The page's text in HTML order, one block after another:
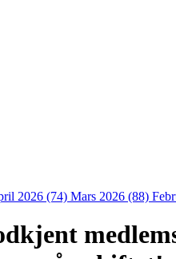
2026 (74) Mars 2026 (88)